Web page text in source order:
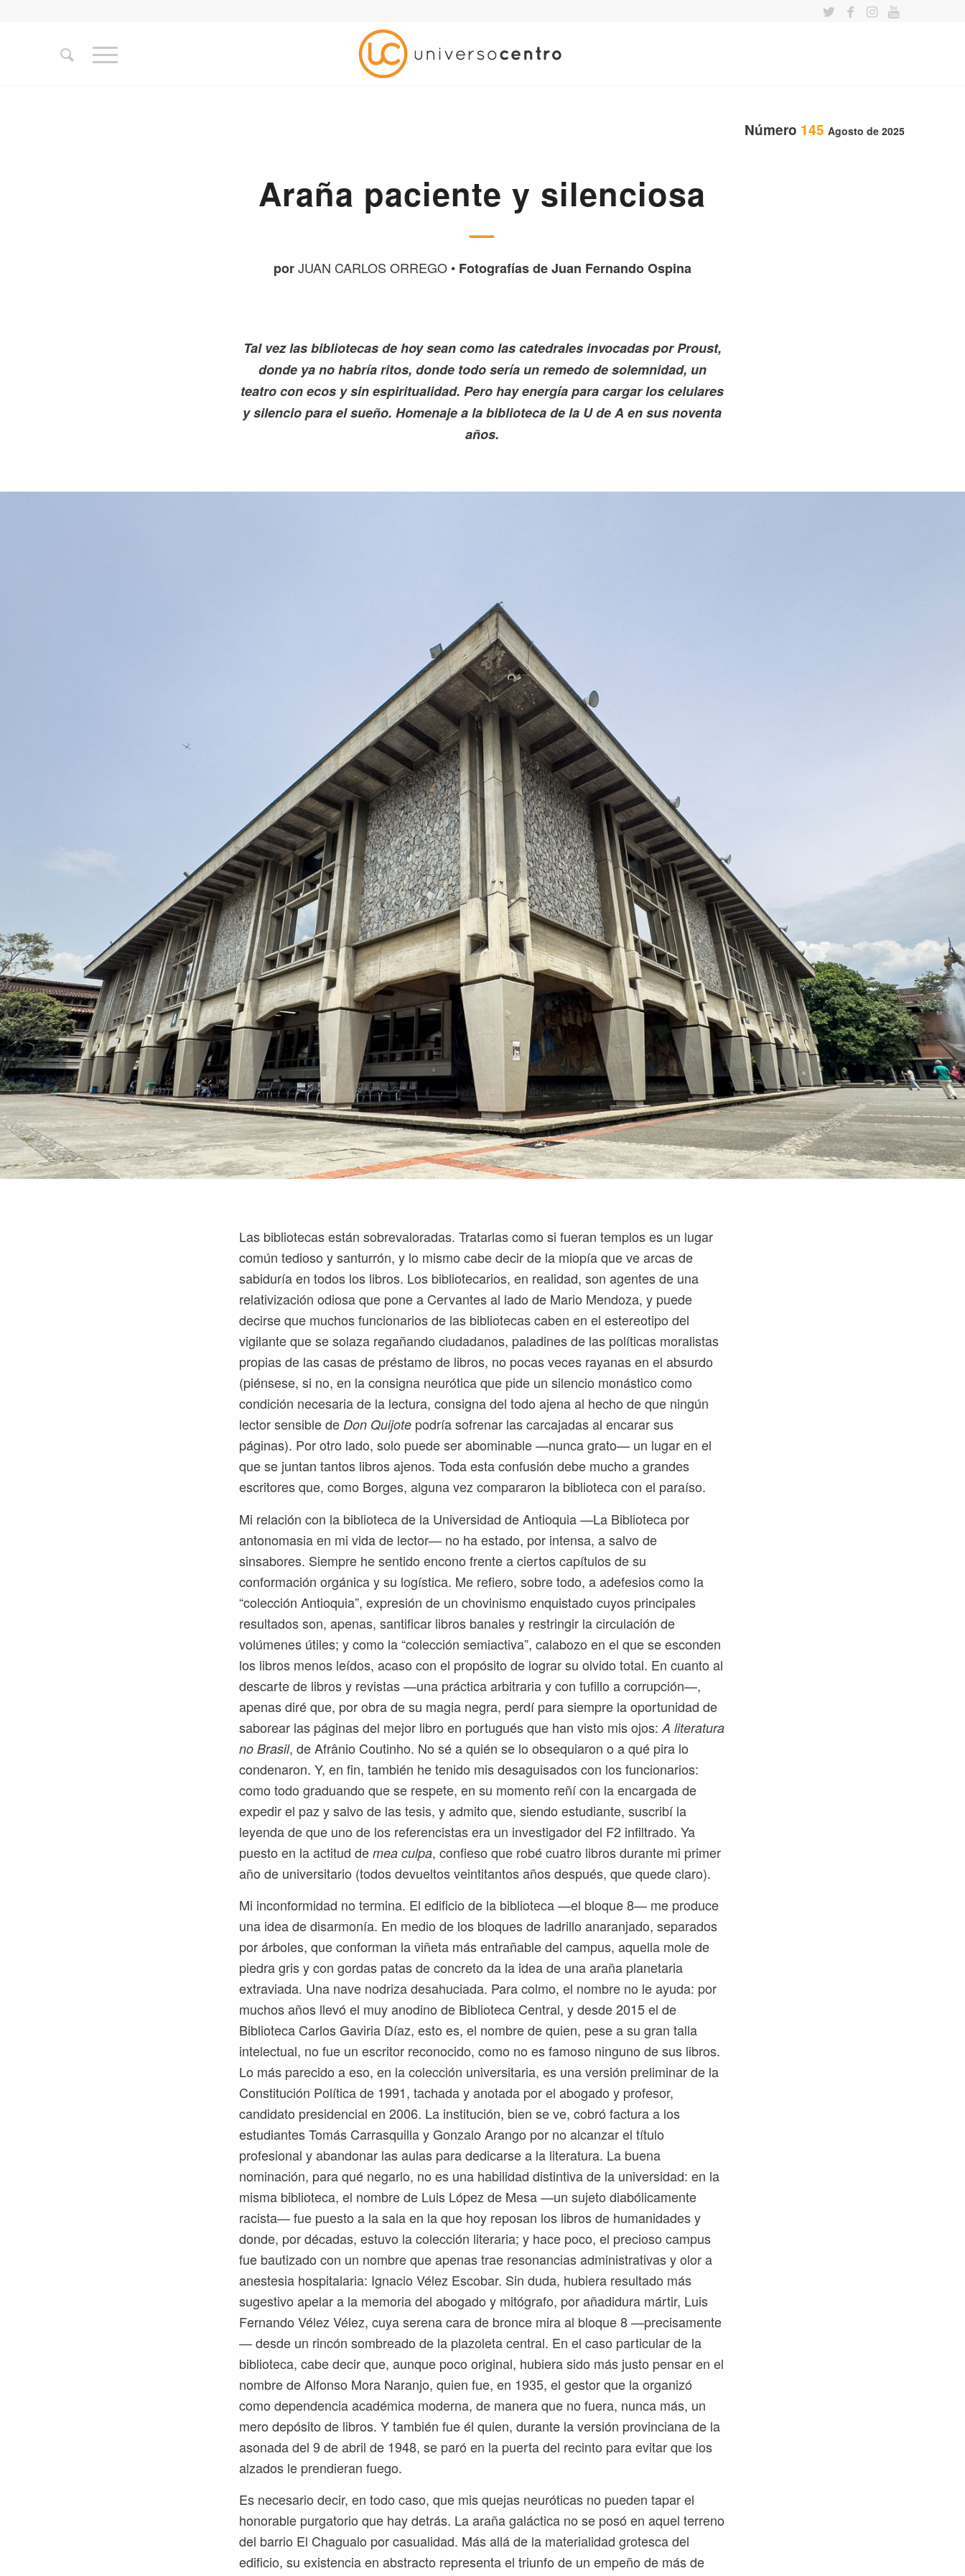
Número 145 Agosto de 2025
Araña paciente y silenciosa
—
porJUAN CARLOS ORREGO • Fotografías de Juan Fernando Ospina
Tal vez las bibliotecas de hoy sean como las catedrales invocadas por Proust,
donde ya no habría ritos, donde todo sería un remedo de solemnidad, un
teatro con ecos y sin espiritualidad. Pero hay energía para cargar los celulares
y silencio para el sueño. Homenaje a la biblioteca de la U de A en sus noventa
años.
Las bibliotecas están sobrevaloradas. Tratarlas como si fueran templos es un lugar
común tedioso y santurrón, y lo mismo cabe decir de la miopía que ve arcas de
sabiduría en todos los libros. Los bibliotecarios, en realidad, son agentes de una
relativización odiosa que pone a Cervantes al lado de Mario Mendoza, y puede
decirse que muchos funcionarios de las bibliotecas caben en el estereotipo del
vigilante que se solaza regañando ciudadanos, paladines de las políticas moralistas
propias de las casas de préstamo de libros, no pocas veces rayanas en el absurdo
(piénsese, si no, en la consigna neurótica que pide un silencio monástico como
condición necesaria de la lectura, consigna del todo ajena al hecho de que ningún
lector sensible deDon Quijote podría sofrenar las carcajadas al encarar sus
páginas). Por otro lado, solo puede ser abominable —nunca grato— un lugar en el
que se juntan tantos libros ajenos. Toda esta confusión debe mucho a grandes
escritores que, como Borges, alguna vez compararon la biblioteca con el paraíso.
Mi relación con la biblioteca de la Universidad de Antioquia —La Biblioteca por
antonomasia en mi vida de lector— no ha estado, por intensa, a salvo de
sinsabores. Siempre he sentido encono frente a ciertos capítulos de su
conformación orgánica y su logística. Me refiero, sobre todo, a adefesios como la
“colección Antioquia”, expresión de un chovinismo enquistado cuyos principales
resultados son, apenas, santificar libros banales y restringir la circulación de
volúmenes útiles; y como la “colección semiactiva”, calabozo en el que se esconden
los libros menos leídos, acaso con el propósito de lograr su olvido total. En cuanto al
descarte de libros y revistas —una práctica arbitraria y con tufillo a corrupción—,
apenas diré que, por obra de su magia negra, perdí para siempre la oportunidad de
saborear las páginas del mejor libro en portugués que han visto mis ojos:A literatura
no Brasil, de Afrânio Coutinho. No sé a quién se lo obsequiaron o a qué pira lo
condenaron. Y, en fin, también he tenido mis desaguisados con los funcionarios:
como todo graduando que se respete, en su momento reñí con la encargada de
expedir el paz y salvo de las tesis, y admito que, siendo estudiante, suscribí la
leyenda de que uno de los referencistas era un investigador del F2 infiltrado. Ya
puesto en la actitud demea culpa, confieso que robé cuatro libros durante mi primer
año de universitario (todos devueltos veintitantos años después, que quede claro).
Mi inconformidad no termina. El edificio de la biblioteca —el bloque 8— me produce
una idea de disarmonía. En medio de los bloques de ladrillo anaranjado, separados
por árboles, que conforman la viñeta más entrañable del campus, aquella mole de
piedra gris y con gordas patas de concreto da la idea de una araña planetaria
extraviada. Una nave nodriza desahuciada. Para colmo, el nombre no le ayuda: por
muchos años llevó el muy anodino de Biblioteca Central, y desde 2015 el de
Biblioteca Carlos Gaviria Díaz, esto es, el nombre de quien, pese a su gran talla
intelectual, no fue un escritor reconocido, como no es famoso ninguno de sus libros.
Lo más parecido a eso, en la colección universitaria, es una versión preliminar de la
Constitución Política de 1991, tachada y anotada por el abogado y profesor,
candidato presidencial en 2006. La institución, bien se ve, cobró factura a los
estudiantes Tomás Carrasquilla y Gonzalo Arango por no alcanzar el título
profesional y abandonar las aulas para dedicarse a la literatura. La buena
nominación, para qué negarlo, no es una habilidad distintiva de la universidad: en la
misma biblioteca, el nombre de Luis López de Mesa —un sujeto diabólicamente
racista— fue puesto a la sala en la que hoy reposan los libros de humanidades y
donde, por décadas, estuvo la colección literaria; y hace poco, el precioso campus
fue bautizado con un nombre que apenas trae resonancias administrativas y olor a
anestesia hospitalaria: Ignacio Vélez Escobar. Sin duda, hubiera resultado más
sugestivo apelar a la memoria del abogado y mitógrafo, por añadidura mártir, Luis
Fernando Vélez Vélez, cuya serena cara de bronce mira al bloque 8 —precisamente
— desde un rincón sombreado de la plazoleta central. En el caso particular de la
biblioteca, cabe decir que, aunque poco original, hubiera sido más justo pensar en el
nombre de Alfonso Mora Naranjo, quien fue, en 1935, el gestor que la organizó
como dependencia académica moderna, de manera que no fuera, nunca más, un
mero depósito de libros. Y también fue él quien, durante la versión provinciana de la
asonada del 9 de abril de 1948, se paró en la puerta del recinto para evitar que los
alzados le prendieran fuego.
Es necesario decir, en todo caso, que mis quejas neuróticas no pueden tapar el
honorable purgatorio que hay detrás. La araña galáctica no se posó en aquel terreno
del barrio El Chagualo por casualidad. Más allá de la materialidad grotesca del
edificio, su existencia en abstracto representa el triunfo de un empeño de más de